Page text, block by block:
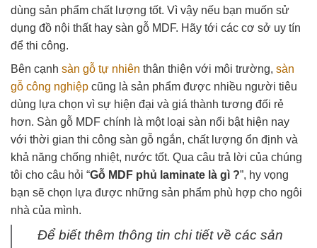
dùng sản phẩm chất lượng tốt. Vì vậy nếu bạn muốn sử
dụng đồ nội thất hay sàn gỗ MDF. Hãy tới các cơ sở uy tín
để thi công.
Bên cạnh sàn gỗ tự nhiên thân thiện với môi trường, sàn
gỗ công nghiệp cũng là sản phẩm được nhiều người tiêu
dùng lựa chọn vì sự hiện đại và giá thành tương đối rẻ
hơn. Sàn gỗ MDF chính là một loại sàn nổi bật hiện nay
với thời gian thi công sàn gỗ ngắn, chất lượng ổn định và
khả năng chống nhiệt, nước tốt. Qua câu trả lời của chúng
tôi cho câu hỏi “Gỗ MDF phủ laminate là gì ?”, hy vọng
bạn sẽ chọn lựa được những sản phẩm phù hợp cho ngôi
nhà của mình.
Để biết thêm thông tin chi tiết về các sản